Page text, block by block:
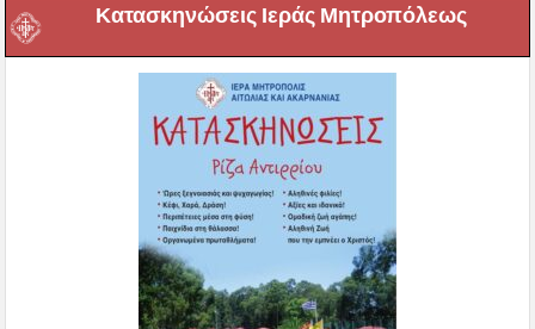
Κατασκηνώσεις Ιεράς Μητροπόλεως